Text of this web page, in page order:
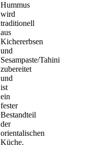
Hummus
wird
traditionell
aus
Kichererbsen
und
Sesampaste/Tahini
zubereitet
und
ist
ein
fester
Bestandteil
der
orientalischen
Küche.